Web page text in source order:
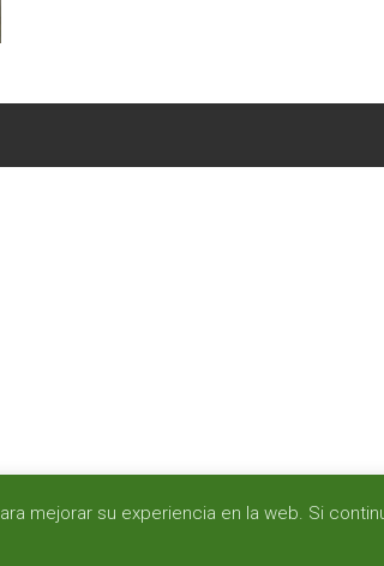
mejorar su experiencia en la web. Si